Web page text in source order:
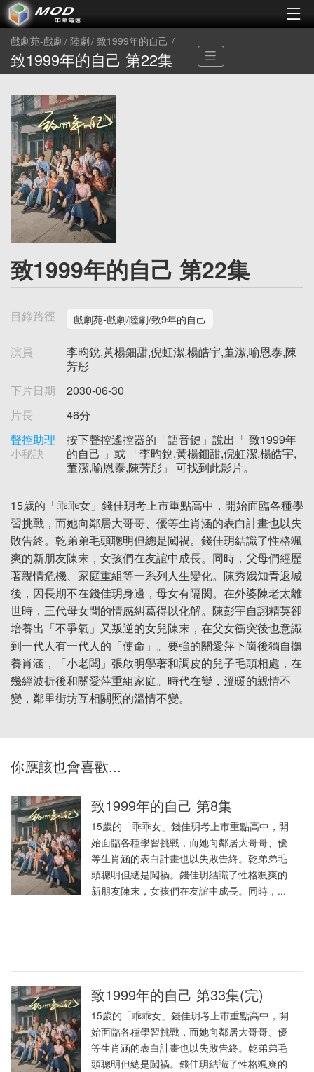
戲劇苑-戲劇 陸劇 致1999年的自己
致1999年的自己 第22集
致1999年的自己 第22集
目錄路徑 戲劇苑-戲劇/陸劇/致9年的自己
演員
李昀銳,黃楊鈿甜,倪虹潔,楊皓宇,董潔,喻恩泰,陳
芳彤
下片日期
2030-06-30
片長
46分
聲控助理
小秘訣
按下聲控遙控器的「語音鍵」說出「 致1999年
的自己 」或 「李昀銳,黃楊鈿甜,倪虹潔,楊皓宇,
董潔,喻恩泰,陳芳彤」 可找到此影片。
15歲的「乖乖女」錢佳玥考上市重點高中，開始面臨各種學
習挑戰，而她向鄰居大哥哥、優等生肖涵的表白計畫也以失
敗告終。乾弟弟毛頭聰明但總是闖禍。錢佳玥結識了性格颯
爽的新朋友陳末，女孩們在友誼中成長。同時，父母們經歷
著親情危機、家庭重組等一系列人生變化。陳秀娥知青返城
後，因長期不在錢佳玥身邊，母女有隔閡。在外婆陳老太離
世時，三代母女間的情感糾葛得以化解。陳彭宇自詡精英卻
培養出「不爭氣」又叛逆的女兒陳末，在父女衝突後也意識
到一代人有一代人的「使命」。要強的關愛萍下崗後獨自撫
養肖涵，「小老闆」張啟明學著和調皮的兒子毛頭相處，在
幾經波折後和關愛萍重組家庭。時代在變，溫暖的親情不
變，鄰里街坊互相關照的溫情不變。
你應該也會喜歡...
致1999年的自己 第8集
15歲的「乖乖女」錢佳玥考上市重點高中，開
始面臨各種學習挑戰，而她向鄰居大哥哥、優
等生肖涵的表白計畫也以失敗告終。乾弟弟毛
頭聰明但總是闖禍。錢佳玥結識了性格颯爽的
新朋友陳末，女孩們在友誼中成長。同時，...
致1999年的自己 第33集(完)
15歲的「乖乖女」錢佳玥考上市重點高中，開
始面臨各種學習挑戰，而她向鄰居大哥哥、優
等生肖涵的表白計畫也以失敗告終。乾弟弟毛
頭聰明但總是闖禍。錢佳玥結識了性格颯爽的